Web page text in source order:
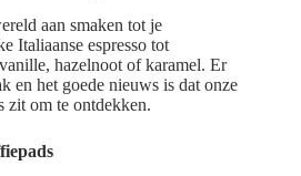
aan smaken tot je
Italiaanse espresso tot
hazelnoot of karamel. Er
en het goede nieuws is dat onze
zit om te ontdekken.